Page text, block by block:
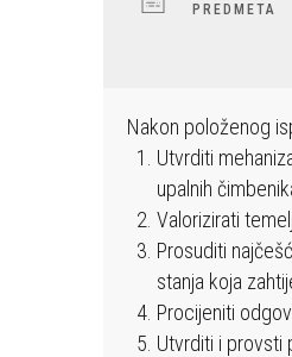
PREDMETA
Nakon položenog
Utvrditi
upalnih
Valorizirati
Prosuditi
stanja koja
Procijeniti
Utvrditi i provsti